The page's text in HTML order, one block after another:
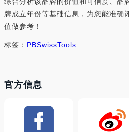
牌成立年份等基础信息，为您能准确
值做参考！
标签： PBSwissTools
官方信息